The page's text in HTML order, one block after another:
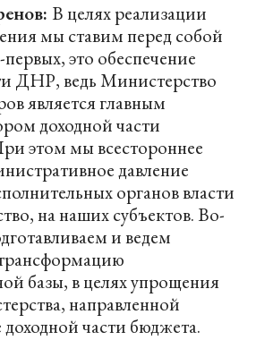
В целях реализации
мы ставим перед собой
это обеспечение
ДНР, ведь Министерство
является главным
доходной части
этом мы всестороннее
давление
органов власти
на наших субъектов. Во-
и ведем
базы, в целях упрощения
направленной
доходной части бюджета.